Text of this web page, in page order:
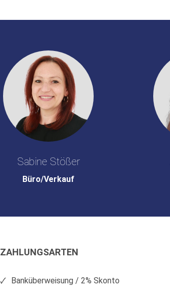
Sabine Stößer
Büro/Verkauf
ZAHLUNGSARTEN
Banküberweisung / 2% Skonto